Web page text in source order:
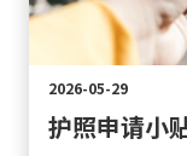
2026-05-29
护照申请小